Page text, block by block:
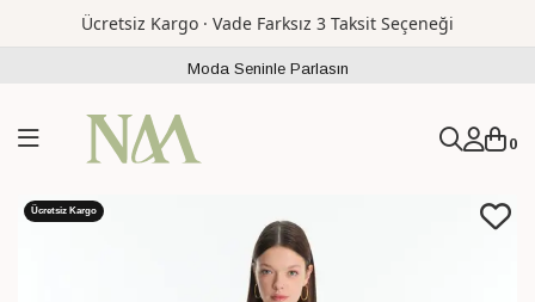
Ücretsiz Kargo · Vade Farksız 3 Taksit Seçeneği
Moda Seninle Parlasın
0
Ücretsiz Kargo